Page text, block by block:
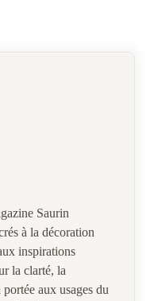
Saurin
à la décoration
inspirations
la clarté, la
aux usages du